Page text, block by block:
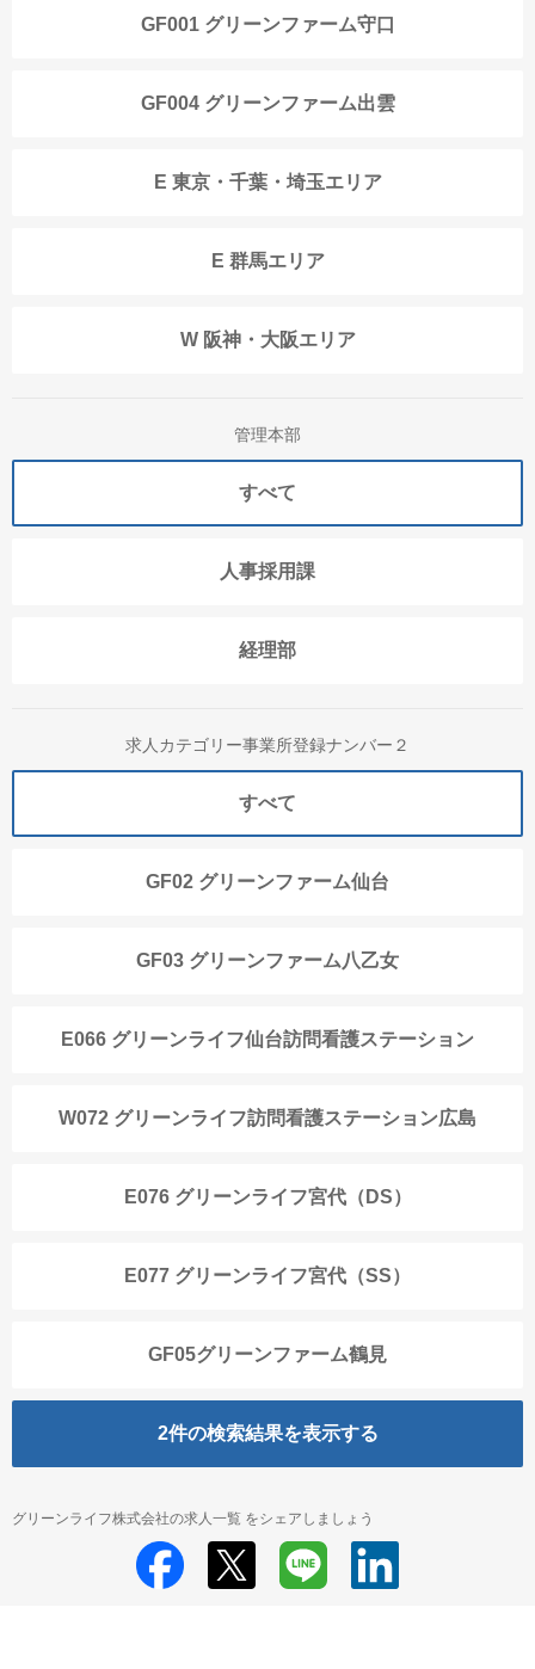
GF001 グリーンファーム守口
GF004 グリーンファーム出雲
E 東京・千葉・埼玉エリア
E 群馬エリア
W 阪神・大阪エリア
管理本部
すべて
人事採用課
経理部
求人カテゴリー事業所登録ナンバー２
すべて
GF02 グリーンファーム仙台
GF03 グリーンファーム八乙女
E066 グリーンライフ仙台訪問看護ステーション
W072 グリーンライフ訪問看護ステーション広島
E076 グリーンライフ宮代（DS）
E077 グリーンライフ宮代（SS）
GF05グリーンファーム鶴見
2件の検索結果を表示する
グリーンライフ株式会社の求人一覧 をシェアしましょう